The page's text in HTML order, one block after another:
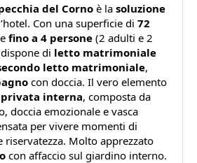
del Corno è la soluzione
Con una superficie di 72
fino a 4 persone (2 adulti e 2
di letto matrimoniale
letto matrimoniale,
con doccia. Il vero elemento
privata interna, composta da
doccia emozionale e vasca
per vivere momenti di
riservatezza. Molto apprezzato
con affaccio sul giardino interno.